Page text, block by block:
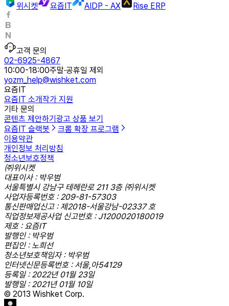
위시켓
요즘IT AIDP - AX Rise ERP
고객 문의
02-6925-4867
10:00-18:00주말·공휴일 제외
yozm_help@wishket.com
요즘IT
요즘IT 소개작가 지원
기타 문의
콘텐츠 제안하기 광고 상품 보기
요즘IT 슬랙봇
크롬 확장 프로그램
이용약관
개인정보 처리방침
청소년보호정책
㈜위시켓
대표이사 : 박우범
서울특별시 강남구 테헤란로 211 3층 ㈜위시켓
사업자등록번호 : 209-81-57303
통신판매업신고 : 제2018-서울강남-02337 호
직업정보제공사업 신고번호 : J1200020180019
제호 : 요즘IT
발행인 : 박우범
편집인 : 노희선
청소년보호책임자 : 박우범
인터넷신문등록번호 : 서울,아54129
등록일 : 2022년 01월 23일
발행일 : 2021년 01월 10일
© 2013 Wishket Corp.